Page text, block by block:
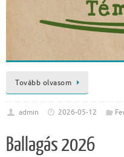
Tovább olvasom
admin 2026-05-12
Ballagás 2026